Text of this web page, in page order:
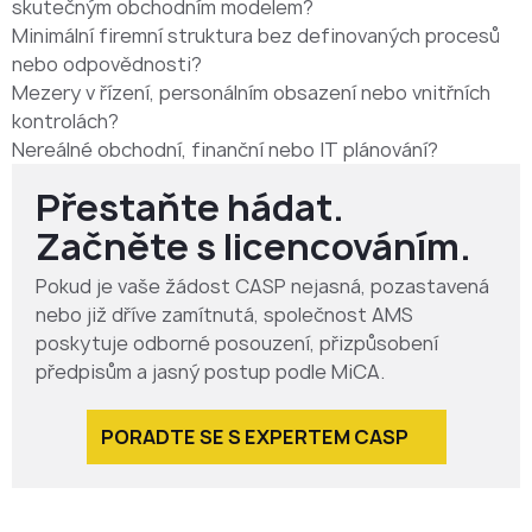
skutečným obchodním modelem?
Minimální firemní struktura bez definovaných procesů
nebo odpovědnosti?
Mezery v řízení, personálním obsazení nebo vnitřních
kontrolách?
Nereálné obchodní, finanční nebo IT plánování?
Přestaňte hádat.
Začněte s licencováním.
Pokud je vaše žádost CASP nejasná, pozastavená
nebo již dříve zamítnutá, společnost AMS
poskytuje odborné posouzení, přizpůsobení
předpisům a jasný postup podle MiCA.
PORADTE SE S EXPERTEM CASP